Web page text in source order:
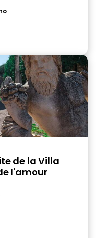
de la Villa
l'amour